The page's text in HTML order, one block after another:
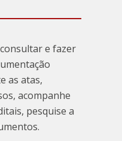
e fazer
as atas,
acompanhe
pesquise a